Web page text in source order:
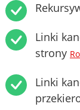
Linki
strony
Linki